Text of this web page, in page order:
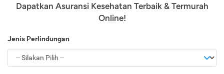
Dapatkan Asuransi Kesehatan Terbaik & Termurah
Online!
Jenis Perlindungan